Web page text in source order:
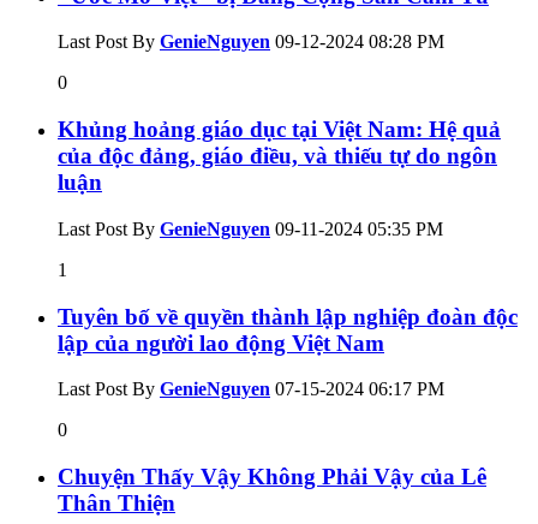
Last Post By GenieNguyen 09-12-2024 08:28 PM
0
Khủng hoảng giáo dục tại Việt Nam: Hệ quả
của độc đảng, giáo điều, và thiếu tự do ngôn
luận
Last Post By GenieNguyen 09-11-2024 05:35 PM
1
Tuyên bố về quyền thành lập nghiệp đoàn độc
lập của người lao động Việt Nam
Last Post By GenieNguyen 07-15-2024 06:17 PM
0
Chuyện Thấy Vậy Không Phải Vậy của Lê
Thân Thiện